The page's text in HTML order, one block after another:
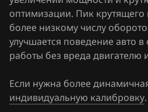
FAW
Fiat
Forthing
Siemens SID 310
Siemens SID 321
Siemens Sim32
Valeo V40 (Sagem S3000
оптимизации. Пик
более низкому числу
улучшается поведение авто
работы без вреда двигателю
Если нужна более
индивидуальную калибровку.